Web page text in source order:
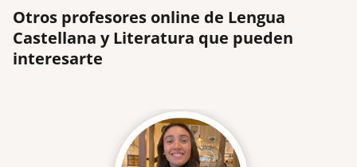
Otros profesores online de Lengua
Castellana y Literatura que pueden
interesarte